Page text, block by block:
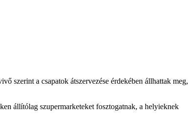
szerint a csapatok átszervezése érdekében állhattak meg,
állítólag szupermarketeket fosztogatnak, a helyieknek